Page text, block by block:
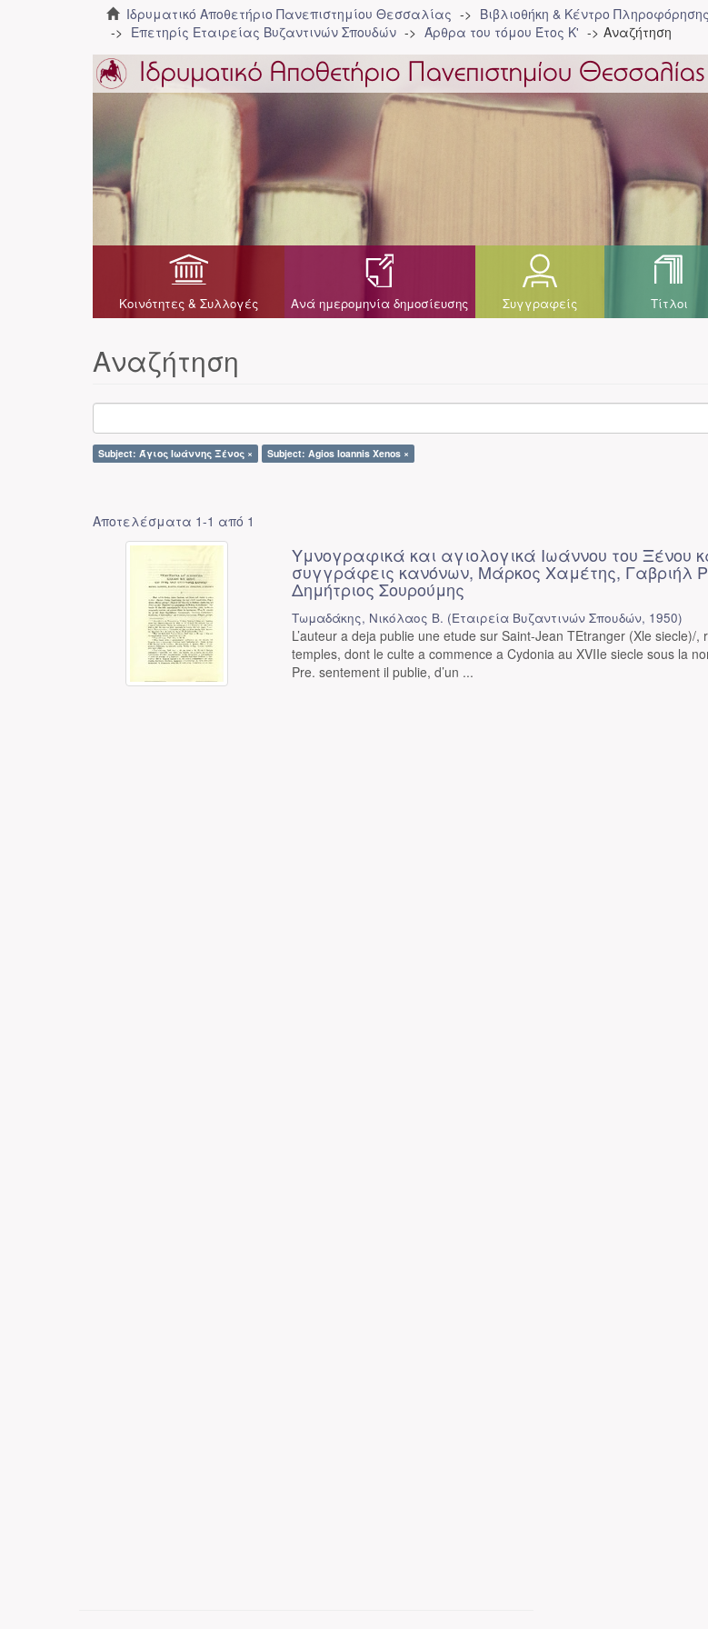
Ιδρυματικό Αποθετήριο Πανεπιστημίου Θεσσαλίας Βιβλιοθήκη & Κέντρο Πληροφόρησης
Επετηρίς Εταιρείας Βυζαντινών Σπουδών
Άρθρα του τόμου Έτος Κ' Αναζήτηση
Κοινότητες & Συλλογές Ανά ημερομηνία δημοσίευσης Συγγραφείς Τίτλοι
Αναζήτηση
Subject: Άγιος Ιωάννης Ξένος × Subject: Agios Ioannis Xenos ×
Αποτελέσματα 1-1 από 1
Υμνογραφικά και αγιολογικά Ιωάννου του Ξένου
συγγράφεις κανόνων, Μάρκος Χαμέτης, Γαβριήλ
Δημήτριος Σουρούμης
Τωμαδάκης, Νικόλαος Β. (Εταιρεία Βυζαντινών Σπουδών, 1950)
L’auteur a deja publie une etude sur Saint-Jean TEtranger (Xle siecle)/,
temples, dont le culte a commence a Cydonia au XVIIe siecle sous la
Pre. sentement il publie, d’un ...